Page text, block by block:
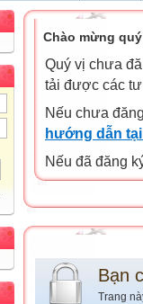
Chào mừng
Quý vị chưa
tải được các
Nếu chưa
hướng dẫn
Nếu đã đăng
Bạn
Trang